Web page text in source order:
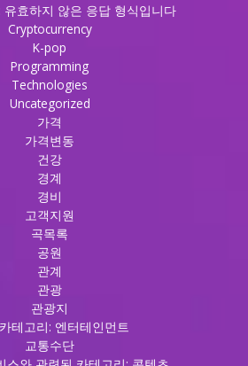
유효하지 않은 응답 형식입니다
Cryptocurrency
K-pop
Programming
Technologies
Uncategorized
가격
가격변동
건강
경계
경비
고객지원
곡목록
공원
관계
관광
관광지
테고리: 엔터테인먼트
교통수단